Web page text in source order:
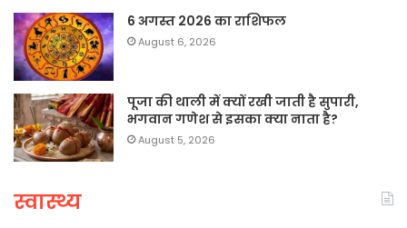
6 अगस्त 2026 का राशिफल
August 6, 2026
पूजा की थाली में क्यों रखी जाती है सुपारी,
भगवान गणेश से इसका क्या नाता है?
August 5, 2026
स्वास्थ्य